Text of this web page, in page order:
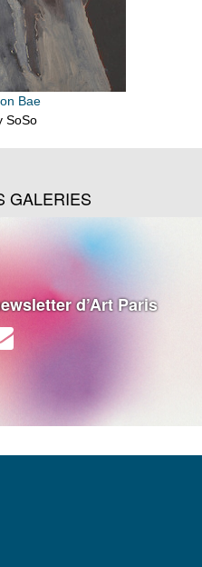
Bae
SoSo
GALERIES
d’Art Paris